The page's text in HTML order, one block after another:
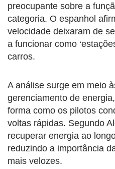
preocupante sobre a
categoria. O espanhol
velocidade deixaram de
a funcionar como
carros.
A análise surge em meio
gerenciamento de
forma como os pilotos
voltas rápidas. Segundo
recuperar energia ao
reduzindo a importância
mais velozes.